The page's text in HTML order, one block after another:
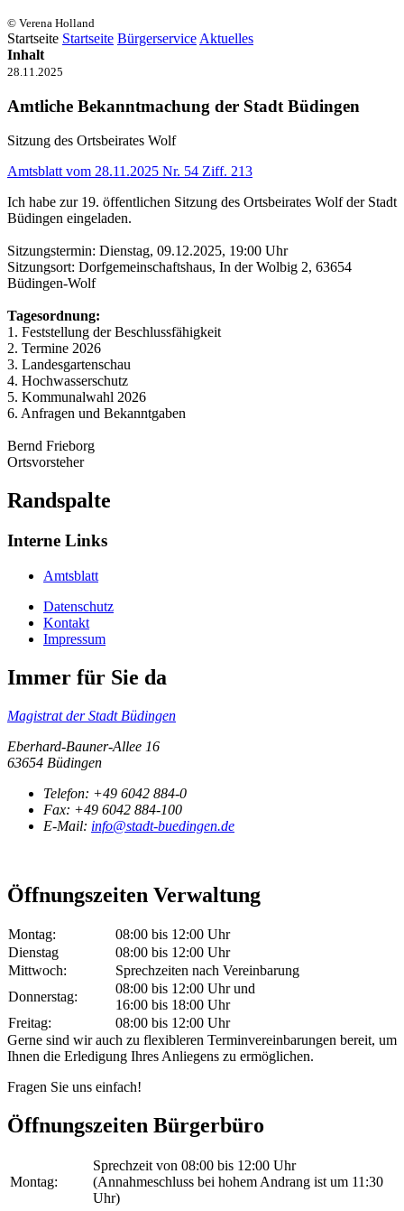
© Verena Holland
Startseite Startseite Bürgerservice Aktuelles
Inhalt
28.11.2025
Amtliche Bekanntmachung der Stadt Büdingen
Sitzung des Ortsbeirates Wolf
Amtsblatt vom 28.11.2025 Nr. 54 Ziff. 213
Ich habe zur 19. öffentlichen Sitzung des Ortsbeirates Wolf der Stadt
Büdingen eingeladen.
Sitzungstermin: Dienstag, 09.12.2025, 19:00 Uhr
Sitzungsort: Dorfgemeinschaftshaus, In der Wolbig 2, 63654
Büdingen-Wolf
Tagesordnung:
1. Feststellung der Beschlussfähigkeit
2. Termine 2026
3. Landesgartenschau
4. Hochwasserschutz
5. Kommunalwahl 2026
6. Anfragen und Bekanntgaben
Bernd Frieborg
Ortsvorsteher
Randspalte
Interne Links
Amtsblatt
Datenschutz
Kontakt
Impressum
Immer für Sie da
Magistrat der Stadt Büdingen
Eberhard-Bauner-Allee 16
63654 Büdingen
Telefon: +49 6042 884-0
Fax: +49 6042 884-100
E-Mail: info@stadt-buedingen.de
Öffnungszeiten Verwaltung
Montag:
08:00 bis 12:00 Uhr
Dienstag
08:00 bis 12:00 Uhr
Mittwoch:
Sprechzeiten nach Vereinbarung
Donnerstag:
08:00 bis 12:00 Uhr und
16:00 bis 18:00 Uhr
Freitag:
08:00 bis 12:00 Uhr
Gerne sind wir auch zu flexibleren Terminvereinbarungen bereit, um
Ihnen die Erledigung Ihres Anliegens zu ermöglichen.
Fragen Sie uns einfach!
Öffnungszeiten Bürgerbüro
Montag:
Sprechzeit von 08:00 bis 12:00 Uhr
(Annahmeschluss bei hohem Andrang ist um 11:30
Uhr)